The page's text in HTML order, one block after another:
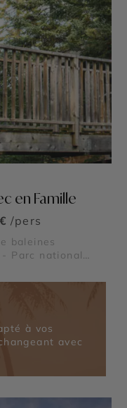
en Famille
/pers
baleines
Parc national
- Parc national des
Faunique
Saint Maurice -
Saint Laurent -
à vos
avec